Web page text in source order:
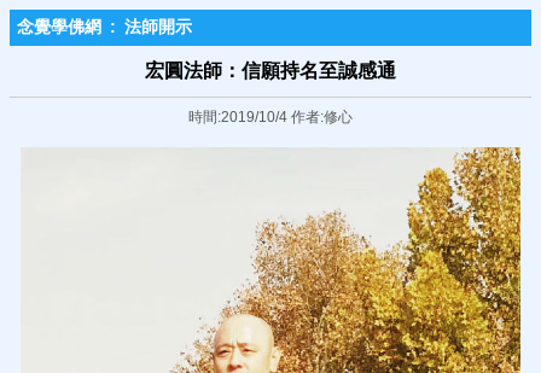
念覺學佛網 : 法師開示
宏圓法師：信願持名至誠感通
時間:2019/10/4 作者:修心